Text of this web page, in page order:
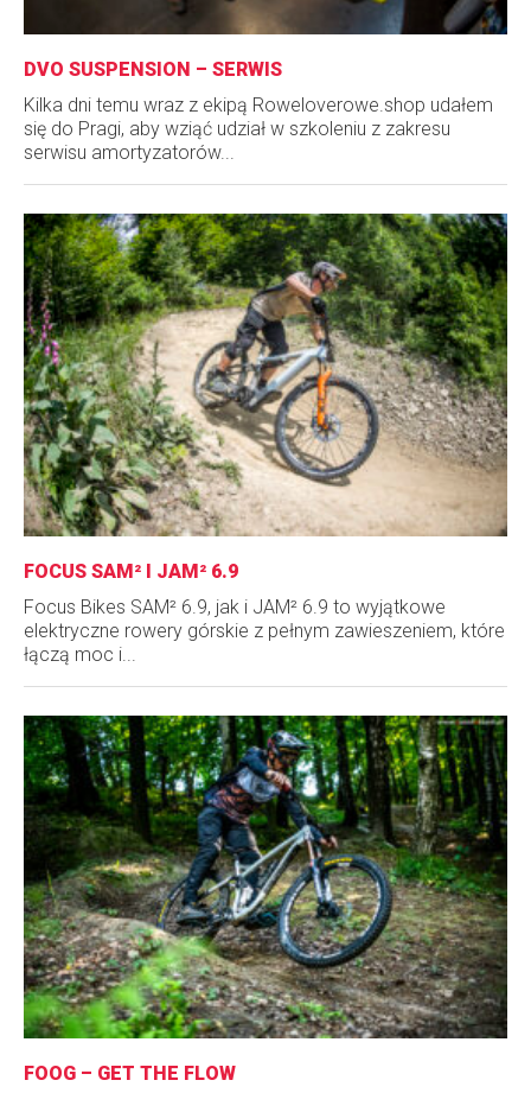
DVO SUSPENSION – SERWIS
Kilka dni temu wraz z ekipą Roweloverowe.shop udałem
się do Pragi, aby wziąć udział w szkoleniu z zakresu
serwisu amortyzatorów...
FOCUS SAM² I JAM² 6.9
Focus Bikes SAM² 6.9, jak i JAM² 6.9 to wyjątkowe
elektryczne rowery górskie z pełnym zawieszeniem, które
łączą moc i...
FOOG – GET THE FLOW